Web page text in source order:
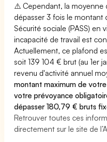
⚠️ Cependant, la moyenne
dépasser 3 fois le montant
Sécurité sociale (PASS) en
incapacité de travail est
Actuellement, ce plafond
soit 139 104 € brut (au 1er
revenu d'activité annuel
montant maximum de
votre prévoyance
dépasser 180,79 € bruts
Retrouver toutes ces
directement sur le site de